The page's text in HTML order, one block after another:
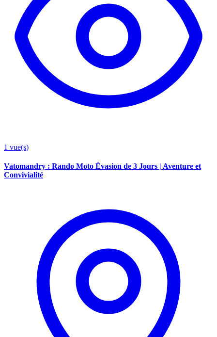
1 vue(s)
Vatomandry : Rando Moto Évasion de 3 Jours | Aventure et
Convivialité